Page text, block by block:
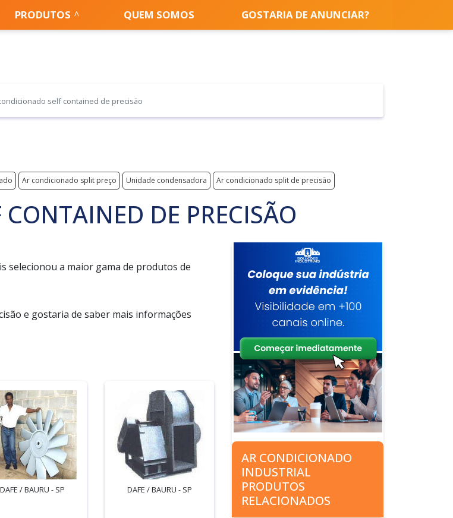
PRODUTOS QUEM SOMOS GOSTARIA DE ANUNCIAR?
self contained de precisão
Ar condicionado split preço Unidade condensadora Ar condicionado split de precisão
DE PRECISÃO
selecionou a maior gama de produtos de
e gostaria de saber mais informações
DAFE / BAURU - SP DAFE / BAURU - SP
AR CONDICIONADO
INDUSTRIAL
PRODUTOS
RELACIONADOS